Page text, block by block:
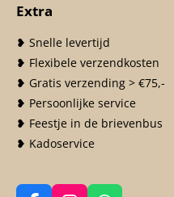
Extra
❥ Snelle levertijd
❥ Flexibele verzendkosten
❥ Gratis verzending > €75,-
❥ Persoonlijke service
❥ Feestje in de brievenbus
❥ Kadoservice